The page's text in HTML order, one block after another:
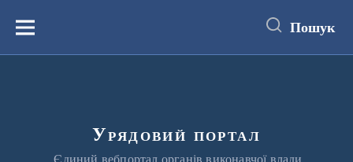
вмістуМеню Пошук
Урядовий портал
Єдиний вебпортал органів виконавчої влади